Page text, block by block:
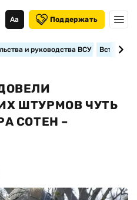
Аа Поддержать
и руководства ВСУ
ШТУРМОВ ЧУТЬ
СОТЕН –